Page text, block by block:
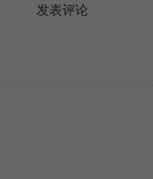
发表评论